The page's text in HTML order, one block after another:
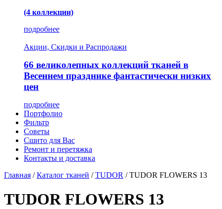
(4 коллекции)
подробнее
Акции, Скидки и Распродажи
66 великолепных коллекций тканей в
Весеннем празднике фантастически низких
цен
подробнее
Портфолио
Фильтр
Советы
Сшито для Вас
Ремонт и перетяжка
Контакты и доставка
Главная / Каталог тканей / TUDOR / TUDOR FLOWERS 13
TUDOR FLOWERS 13